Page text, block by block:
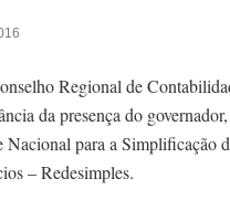
Regional de
da presença do
Nacional para a Simplificação
– Redesimples.